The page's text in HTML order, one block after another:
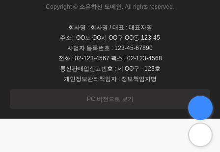
Copyright © 소유하신 도메인. All rights reserved.
회사명 : 회사명 / 대표 : 대표자명
주소 : OO도 OO시 OO구 OO동 123-45
사업자 등록번호 : 123-45-67890
전화 : 02-123-4567 팩스 : 02-123-4568
통신판매업신고번호 : 제 OO구 - 123호
개인정보관리책임자 : 정보책임자명
PC 버전으로 보기